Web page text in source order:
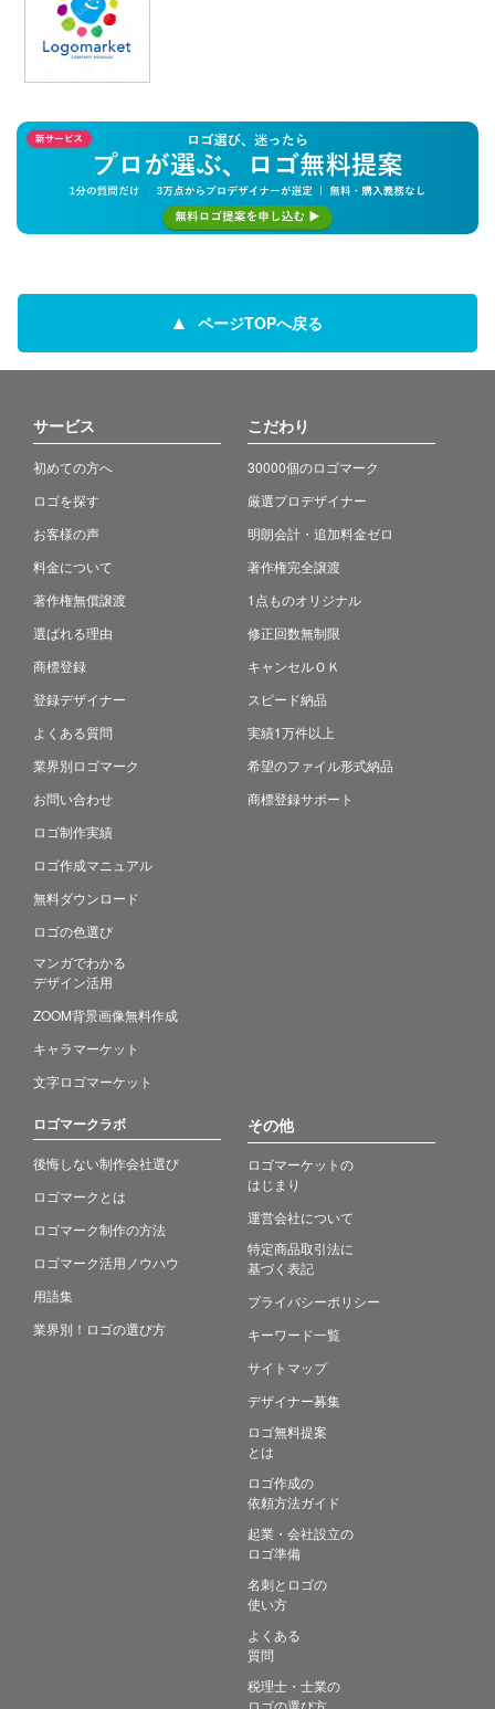
ページTOPへ戻る
サービス
初めての方へ
ロゴを探す
お客様の声
料金について
著作権無償譲渡
選ばれる理由
商標登録
登録デザイナー
よくある質問
業界別ロゴマーク
お問い合わせ
ロゴ制作実績
ロゴ作成マニュアル
無料ダウンロード
ロゴの色選び
マンガでわかる
デザイン活用
ZOOM背景画像無料作成
キャラマーケット
文字ロゴマーケット
こだわり
30000個のロゴマーク
厳選プロデザイナー
明朗会計・追加料金ゼロ
著作権完全譲渡
1点ものオリジナル
修正回数無制限
キャンセルＯＫ
スピード納品
実績1万件以上
希望のファイル形式納品
商標登録サポート
ロゴマークラボ
後悔しない制作会社選び
ロゴマークとは
ロゴマーク制作の方法
ロゴマーク活用ノウハウ
用語集
業界別！ロゴの選び方
その他
ロゴマーケットの
はじまり
運営会社について
特定商品取引法に
基づく表記
プライバシーポリシー
キーワード一覧
サイトマップ
デザイナー募集
ロゴ無料提案
とは
ロゴ作成の
依頼方法ガイド
起業・会社設立の
ロゴ準備
名刺とロゴの
使い方
よくある
質問
税理士・士業の
ロゴの選び方